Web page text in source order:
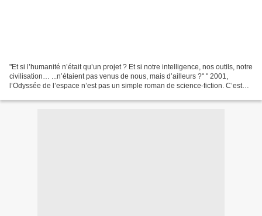
"Et si l’humanité n’était qu’un projet ? Et si notre intelligence, nos outils, notre
civilisation… ...n’étaient pas venus de nous, mais d’ailleurs ?" " 2001,
l’Odyssée de l’espace n’est pas un simple roman de science-fiction. C’est